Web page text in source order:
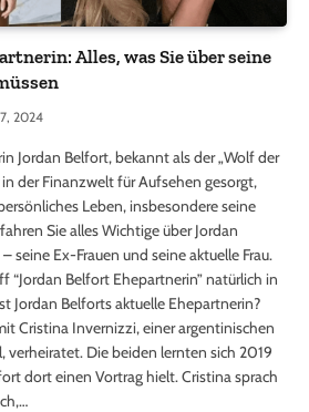
Alles, was Sie über seine
2024
Jordan Belfort, bekannt als der „Wolf der
der Finanzwelt für Aufsehen gesorgt,
Leben, insbesondere seine
Sie alles Wichtige über Jordan
seine Ex-Frauen und seine aktuelle Frau.
“Jordan Belfort Ehepartnerin” natürlich in
Jordan Belforts aktuelle Ehepartnerin?
Cristina Invernizzi, einer argentinischen
verheiratet. Die beiden lernten sich 2019
dort einen Vortrag hielt. Cristina sprach